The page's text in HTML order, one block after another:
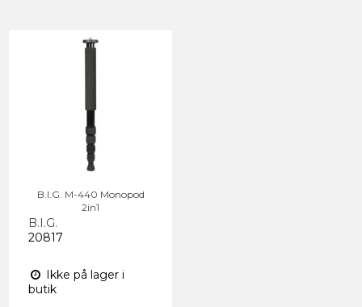
B.I.G. M-440 Monopod
2in1
B.I.G.
20817
Ikke på lager i
butik